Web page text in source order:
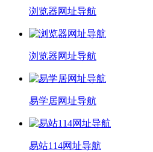
浏览器网址导航
浏览器网址导航
易学居网址导航
易站114网址导航